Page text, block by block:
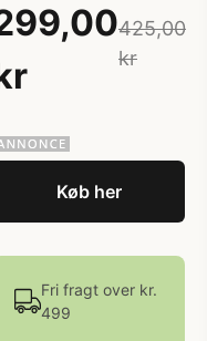
425,00
kr
Køb her
Fri fragt over kr.
499